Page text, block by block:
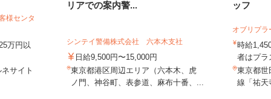
様センタ
万円以
サイト
リアでの案内警...
シンテイ警備株式会社 六本木支社
日給9,500円〜15,000円
東京都港区周辺エリア（六本木、虎
ノ門、神谷町、表参道、麻布十番、...
ッフ
オブリプ
時給
者はプラ
東京都世
線「祐天